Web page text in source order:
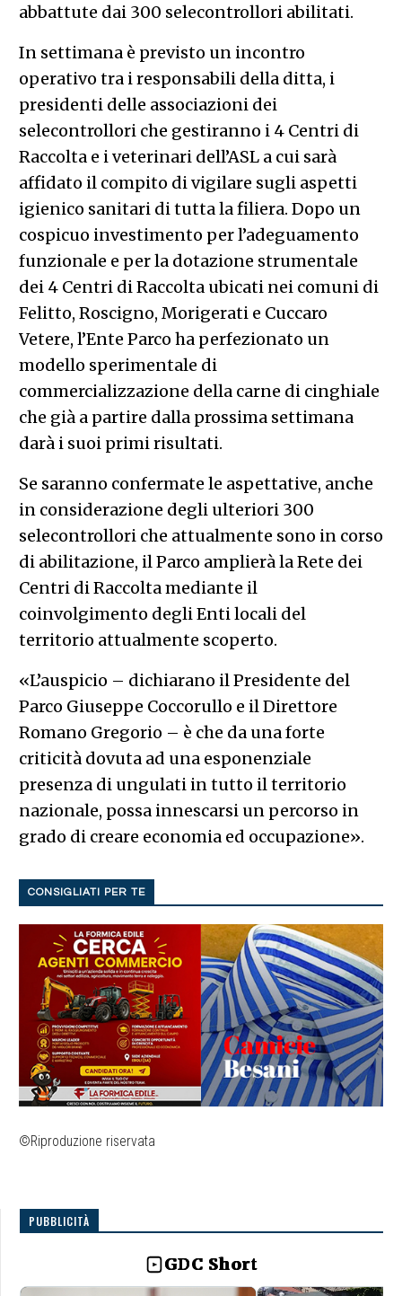
abbattute dai 300 selecontrollori abilitati.
In settimana è previsto un incontro
operativo tra i responsabili della ditta, i
presidenti delle associazioni dei
selecontrollori che gestiranno i 4 Centri di
Raccolta e i veterinari dell’ASL a cui sarà
affidato il compito di vigilare sugli aspetti
igienico sanitari di tutta la filiera. Dopo un
cospicuo investimento per l’adeguamento
funzionale e per la dotazione strumentale
dei 4 Centri di Raccolta ubicati nei comuni di
Felitto, Roscigno, Morigerati e Cuccaro
Vetere, l’Ente Parco ha perfezionato un
modello sperimentale di
commercializzazione della carne di cinghiale
che già a partire dalla prossima settimana
darà i suoi primi risultati.
Se saranno confermate le aspettative, anche
in considerazione degli ulteriori 300
selecontrollori che attualmente sono in corso
di abilitazione, il Parco amplierà la Rete dei
Centri di Raccolta mediante il
coinvolgimento degli Enti locali del
territorio attualmente scoperto.
«L’auspicio – dichiarano il Presidente del
Parco Giuseppe Coccorullo e il Direttore
Romano Gregorio – è che da una forte
criticità dovuta ad una esponenziale
presenza di ungulati in tutto il territorio
nazionale, possa innescarsi un percorso in
grado di creare economia ed occupazione».
CONSIGLIATI PER TE
©Riproduzione riservata
PUBBLICITÀ
GDC Short